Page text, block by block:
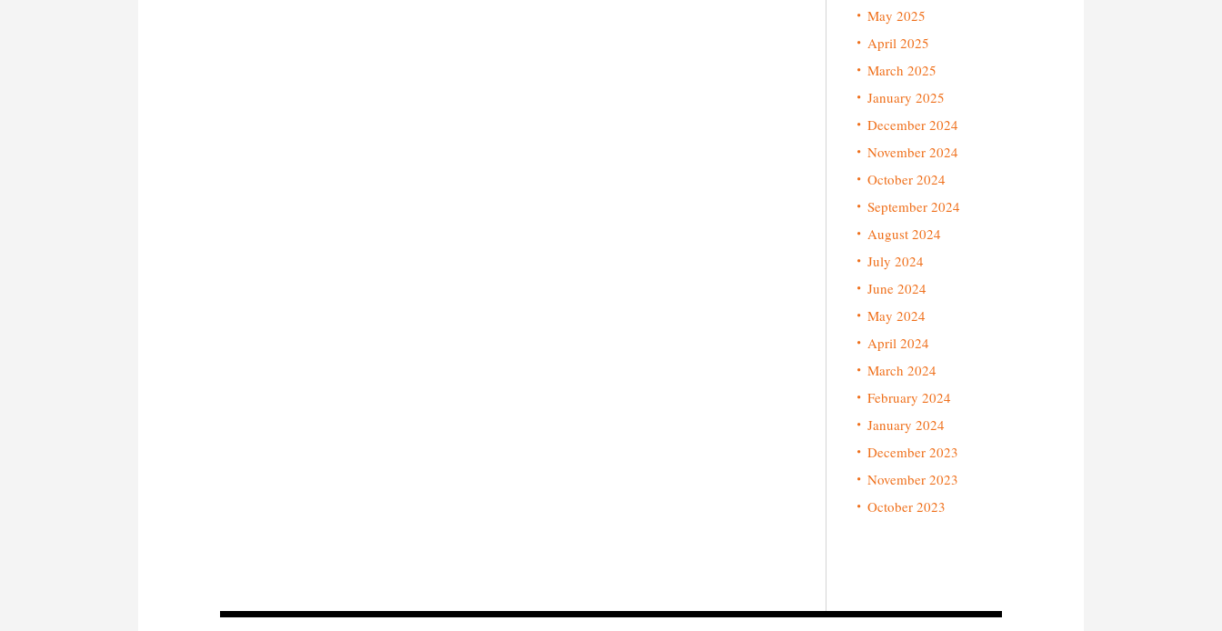
May 2025
April 2025
March 2025
January 2025
December 2024
November 2024
October 2024
September 2024
August 2024
July 2024
June 2024
May 2024
April 2024
March 2024
February 2024
January 2024
December 2023
November 2023
October 2023